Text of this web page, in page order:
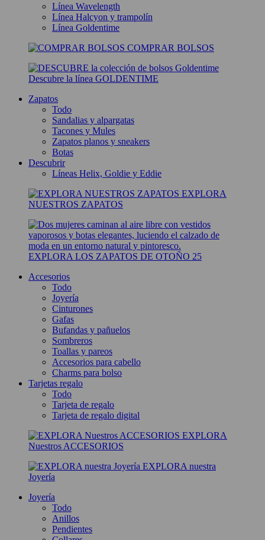
Línea Wavelength
Línea Halcyon y trampolín
Línea Goldentime
COMPRAR BOLSOS
Descubre la línea GOLDENTIME
Zapatos
Todo
Sandalias y alpargatas
Tacones y Mules
Zapatos planos y sneakers
Botas
Descubrir
Líneas Helix, Goldie y Eddie
EXPLORA
NUESTROS ZAPATOS
EXPLORA LOS ZAPATOS DE OTOÑO 25
Accesorios
Todo
Joyería
Cinturones
Gafas
Bufandas y pañuelos
Sombreros
Toallas y pareos
Accesorios para cabello
Charms para bolso
Tarjetas regalo
Todo
Tarjeta de regalo
Tarjeta de regalo digital
EXPLORA
Nuestros ACCESORIOS
EXPLORA nuestra
Joyería
Joyería
Todo
Anillos
Pendientes